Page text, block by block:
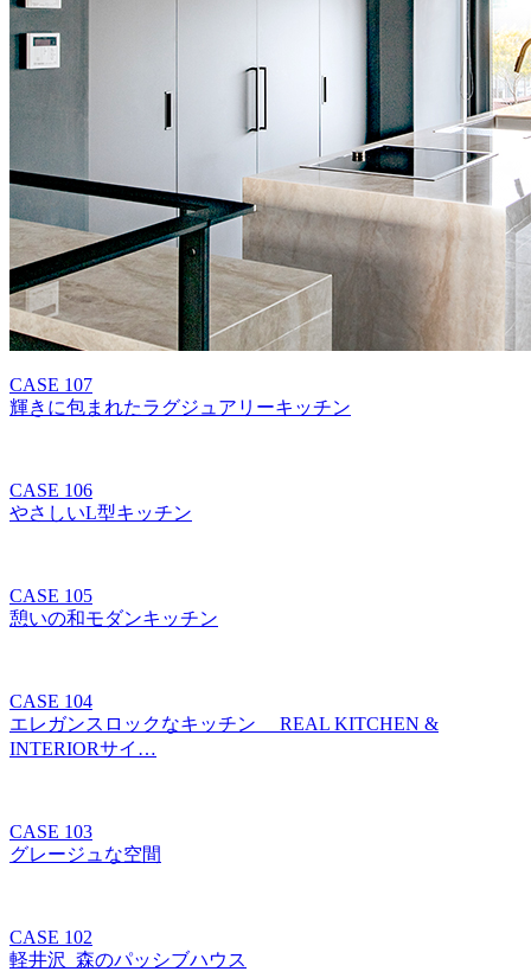
CASE 107
輝きに包まれたラグジュアリーキッチン
CASE 106
やさしいL型キッチン
CASE 105
憩いの和モダンキッチン
CASE 104
エレガンスロックなキッチン REAL KITCHEN &
INTERIORサイ…
CASE 103
グレージュな空間
CASE 102
軽井沢_森のパッシブハウス